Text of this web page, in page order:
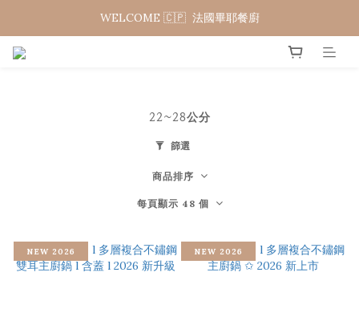
WELCOME 🇨🇵  法國畢耶餐廚
WELCOME 🇨🇵  法國畢耶餐廚
22~28公分
篩選
商品排序
每頁顯示 48 個
NEW 2026 NEW 2026